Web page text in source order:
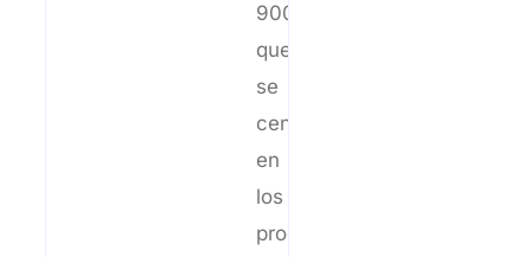
9001
que
se
centran
en
los
procesos